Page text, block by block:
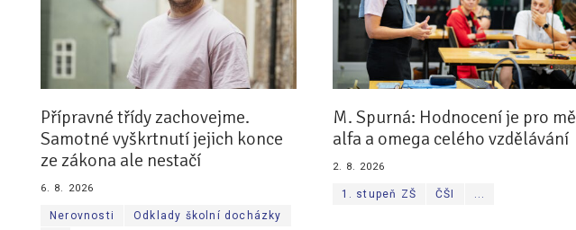
Přípravné třídy zachovejme.
Samotné vyškrtnutí jejich konce
ze zákona ale nestačí
6. 8. 2026
Nerovnosti
Odklady školní docházky
M. Spurná: Hodnocení je pro mě
alfa a omega celého vzdělávání
2. 8. 2026
1. stupeň ZŠ ČŠI ...